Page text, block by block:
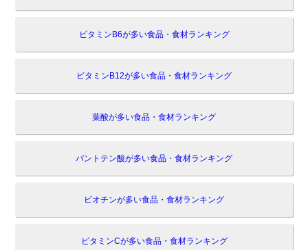
ビタミンB6が多い食品・食材ランキング
ビタミンB12が多い食品・食材ランキング
葉酸が多い食品・食材ランキング
パントテン酸が多い食品・食材ランキング
ビオチンが多い食品・食材ランキング
ビタミンCが多い食品・食材ランキング